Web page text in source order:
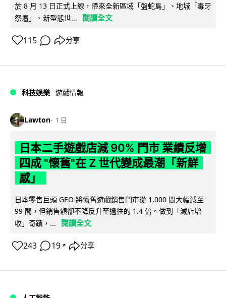
於 8 月 13 日正式上線，帶來全新區域「盤蛇島」、地城「毒牙
祭壇」、新型態世...
閱讀全文
115 分享
科技娛樂 遊戲情報
Lawton 1 日
日本二手遊戲店減 90% 門市 業績反增
四成 "懷舊"在 Z 世代變成最潮「新鮮
感」
日本零售巨頭 GEO 將懷舊遊戲銷售門市從 1,000 間大幅減至
99 間，但銷售額卻不降反升至過往的 1.4 倍。做到「減店增
收」奇蹟，...
閱讀全文
243 19 ↗ 分享